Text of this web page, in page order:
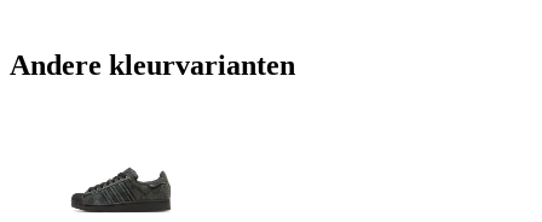
Andere kleurvarianten